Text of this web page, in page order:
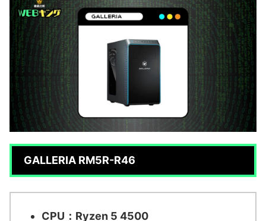
GALLERIA RM5R-R46
CPU：Ryzen 5 4500